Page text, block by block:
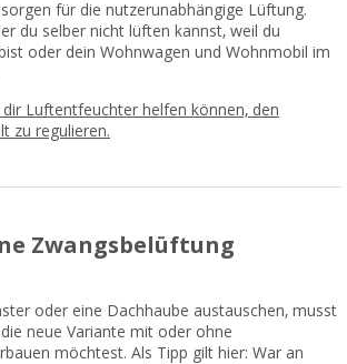
für die nutzerunabhängige Lüftung.
du selber nicht lüften kannst, weil du
oder dein Wohnwagen und Wohnmobil im
Luftentfeuchter helfen können, den
zu regulieren.
Zwangsbelüftung
oder eine Dachhaube austauschen, musst
neue Variante mit oder ohne
möchtest. Als Tipp gilt hier: War an